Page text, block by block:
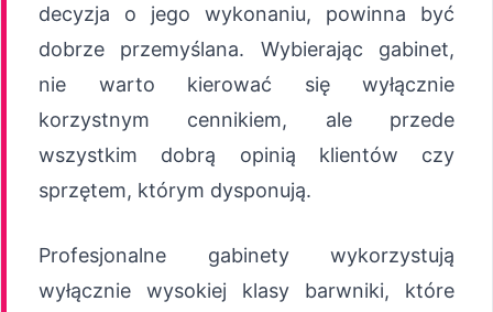
decyzja o jego wykonaniu, powinna być
dobrze przemyślana. Wybierając gabinet,
nie warto kierować się wyłącznie
korzystnym cennikiem, ale przede
wszystkim dobrą opinią klientów czy
sprzętem, którym dysponują.
Profesjonalne gabinety wykorzystują
wyłącznie wysokiej klasy barwniki, które